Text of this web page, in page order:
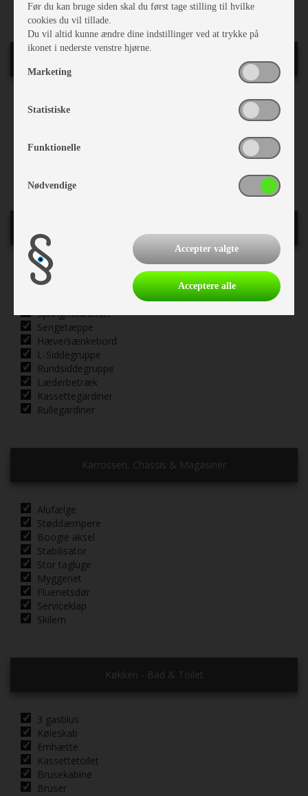
Ejerforhold:
Bredde i cm.:
Dobbeltseng
Skabskøje
Hævebart hovedgærde
Springmadrasser
Sengetæppe
Hæve/sænkebord
L-Siddegruppe
Rundsiddegruppe
Læderbetræk
Kassettegardiner
Rullegardiner
Karrosseri, Chassis & Magasiner
Alufælge
Støddæmpere
Boogie aksel
Stabilisator
Stor tagluge
Myggenet
Fluenetsdør
Serviceklap
Skilem
Køkken - Bad & Toilet
3 gasblus
Køleskab
Emhætte
Kassettetoilet
Brusekabine
Bruser
Før du kan bruge siden skal du først tage stilling til hvilke
cookies du vil tillade.
Du vil altid kunne ændre dine indstillinger ved at trykke på
ikonet i nederste venstre hjørne.
Marketing
Statistiske
Funktionelle
Nødvendige
Accepter valgte
Acceptere alle